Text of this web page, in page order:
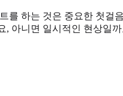
하는 것은 중요한 첫걸
, 아니면 일시적인 현상일